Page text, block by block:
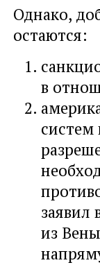
Однако,
остаются:
в
заявил
из